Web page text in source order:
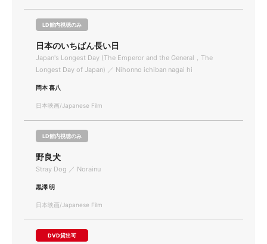
LD館内視聴のみ
日本のいちばん長い日
Japan's Longest Day (The Emperor and the General，The
Longest Day of Japan) ／ Nihonno ichiban nagai hi
岡本 喜八
日本映画/Japanese Film
LD館内視聴のみ
野良犬
Stray Dog ／ Norainu
黒澤 明
日本映画/Japanese Film
DVD貸出可